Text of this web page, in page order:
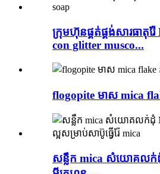
ក្រុមហ៊ុនផ្គត់ផ្គង់សារធាតុរ៉
con glitter musco...
flogopite មាស mica
សន្លឹក mica សំយោគលក់